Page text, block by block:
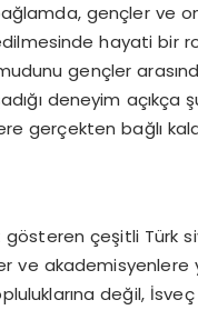
gençler ve
hayati bir
gençler
deneyim
gerçekten bağlı
çeşitli Türk
ve akademisyenlere
değil,